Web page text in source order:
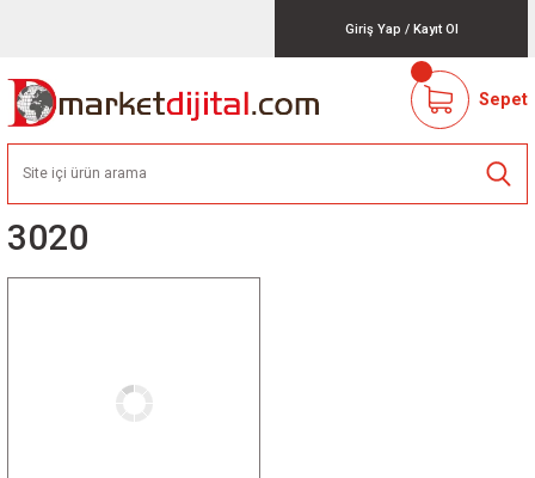
Giriş Yap / Kayıt Ol
Sepet
3020